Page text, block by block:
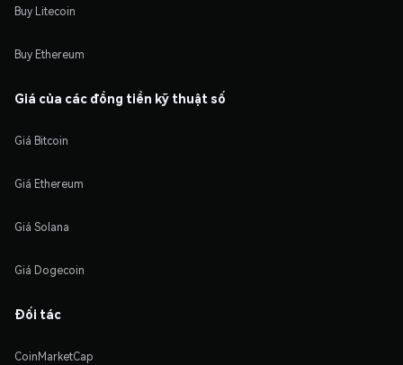
Buy Litecoin
Buy Ethereum
Giá của các đồng tiền kỹ thuật số
Giá Bitcoin
Giá Ethereum
Giá Solana
Giá Dogecoin
Đối tác
CoinMarketCap